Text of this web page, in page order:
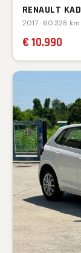
RENAULT
2017 · 60.328 km
€ 10.990